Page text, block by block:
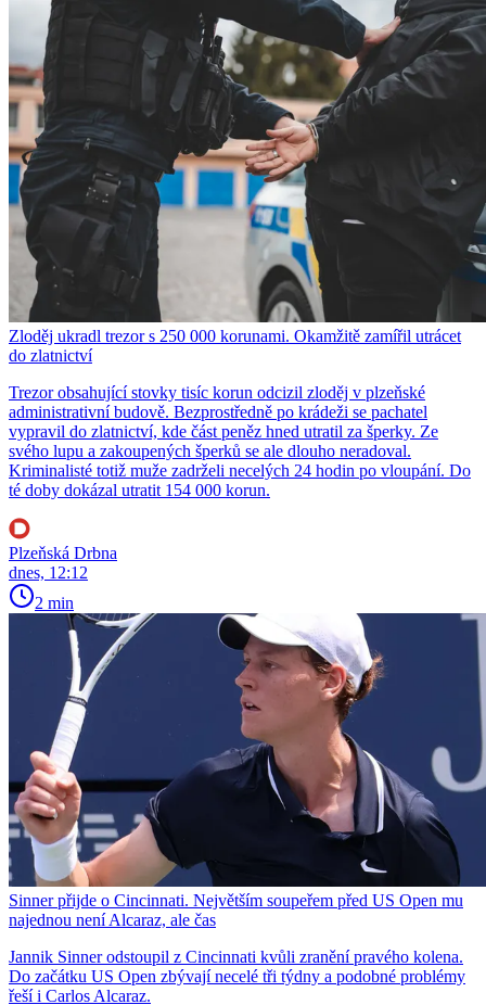
Zloděj ukradl trezor s 250 000 korunami. Okamžitě zamířil utrácet
do zlatnictví
Trezor obsahující stovky tisíc korun odcizil zloděj v plzeňské
administrativní budově. Bezprostředně po krádeži se pachatel
vypravil do zlatnictví, kde část peněz hned utratil za šperky. Ze
svého lupu a zakoupených šperků se ale dlouho neradoval.
Kriminalisté totiž muže zadrželi necelých 24 hodin po vloupání. Do
té doby dokázal utratit 154 000 korun.
Plzeňská Drbna
dnes, 12:12
2 min
Sinner přijde o Cincinnati. Největším soupeřem před US Open mu
najednou není Alcaraz, ale čas
Jannik Sinner odstoupil z Cincinnati kvůli zranění pravého kolena.
Do začátku US Open zbývají necelé tři týdny a podobné problémy
řeší i Carlos Alcaraz.